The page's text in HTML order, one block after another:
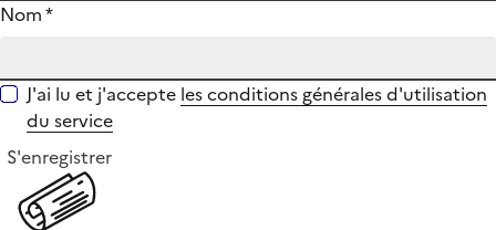
Nom*
J'ai lu et j'accepte les conditions générales d'utilisation
du service
S'enregistrer